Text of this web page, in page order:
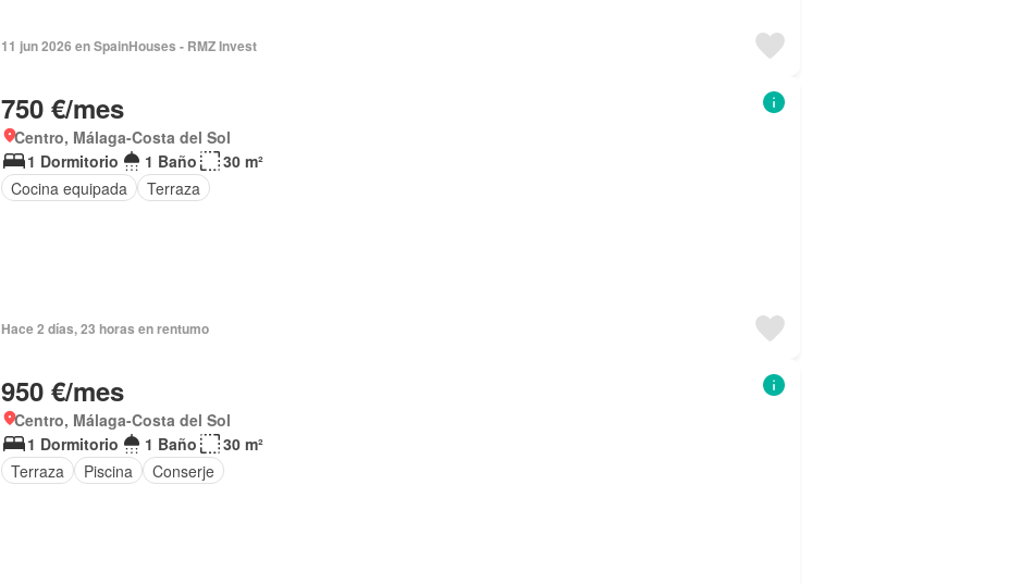
11 jun 2026 en SpainHouses - RMZ Invest
750 €/mes
Centro, Málaga-Costa del Sol
1 Dormitorio
1 Baño
30 m²
Cocina equipada
Terraza
Hace 2 días, 23 horas en rentumo
950 €/mes
Centro, Málaga-Costa del Sol
1 Dormitorio
1 Baño
30 m²
Terraza
Piscina Conserje